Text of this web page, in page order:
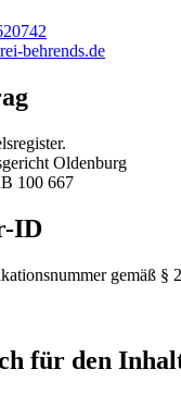
behrends.de
Oldenburg
100 667
ID
gemäß §
für den